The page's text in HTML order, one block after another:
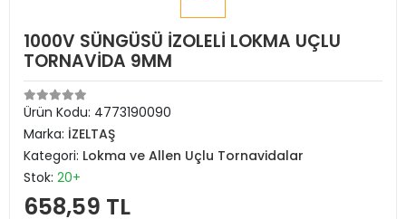
1000V SÜNGÜSÜ İZOLELİ LOKMA UÇLU
TORNAVİDA 9MM
Ürün Kodu: 4773190090
Marka: İZELTAŞ
Kategori: Lokma ve Allen Uçlu Tornavidalar
Stok: 20+
658,59 TL